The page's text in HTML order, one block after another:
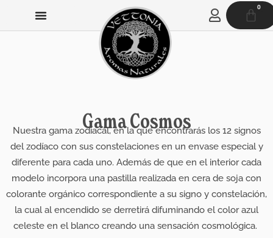
0
Gama Cosmos​
Nuestra gama zodiacal, en la que encontrarás los 12 signos
del zodíaco con sus constelaciones en un envase especial y
diferente para cada uno. Además de que en el interior cada
modelo incorpora una pastilla realizada en cera de soja con
colorante orgánico correspondiente a su signo y constelación,
la cual al encendido se derretirá difuminando el color azul
celeste en el blanco creando una sensación cosmológica.